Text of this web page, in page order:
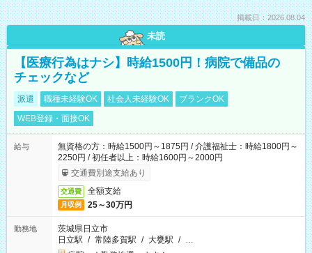
掲載日：2026.08.04
未読
【医療行為はナシ】時給1500円！病院で備品の
チェックなど
派遣 職種未経験OK 社会人未経験OK
ブランクOK
WEB登録・面接OK
給与
無資格の方：時給1500円～1875円 / 介護福祉士：時給1800円～
2250円 / 初任者以上：時給1600円～2000円
交通費別途支給あり
交通費 全額支給
月収例 25～30万円
勤務地
茨城県日立市
日立駅 / 常陸多賀駅 / 大甕駅 / …